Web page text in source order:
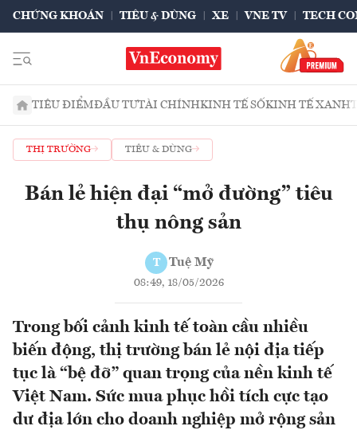
CHỨNG KHOÁN TIÊU & DÙNG XE VNE TV TECH
TIÊU ĐIỂMĐẦU TƯTÀI CHÍNHKINH TẾ SỐKINH TẾ XANH
THỊ TRƯỜNG TIÊU & DÙNG
Bán lẻ hiện đại “mở đường” tiêu
thụ nông sản
T Tuệ Mỹ
08:49, 18/05/2026
Trong bối cảnh kinh tế toàn cầu nhiều
biến động, thị trường bán lẻ nội địa tiếp
tục là “bệ đỡ” quan trọng của nền kinh tế
Việt Nam. Sức mua phục hồi tích cực tạo
dư địa lớn cho doanh nghiệp mở rộng sản